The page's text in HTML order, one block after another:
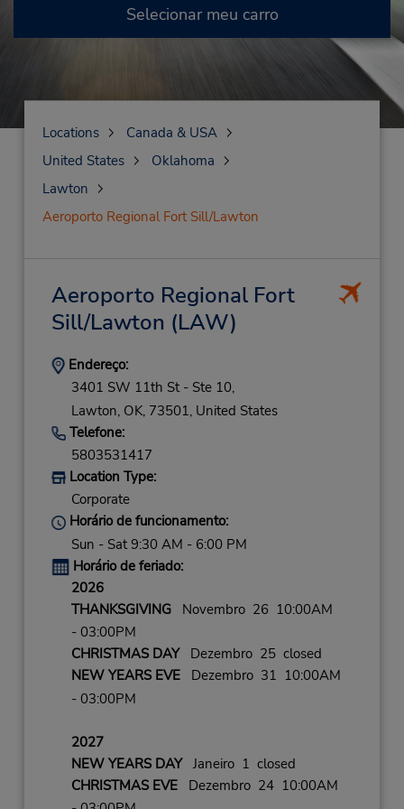
Selecionar meu carro
Locations
Canada & USA
United States
Oklahoma
Lawton
Aeroporto Regional Fort Sill/Lawton
Aeroporto Regional Fort
Sill/Lawton (LAW)
Endereço:
3401 SW 11th St - Ste 10,
Lawton, OK, 73501, United States
Telefone:
5803531417
Location Type:
Corporate
Horário de funcionamento:
Sun - Sat 9:30 AM - 6:00 PM
Horário de feriado:
2026
THANKSGIVINGNovembro 26 10:00AM
- 03:00PM
CHRISTMAS DAYDezembro 25 closed
NEW YEARS EVEDezembro 31 10:00AM
- 03:00PM
2027
NEW YEARS DAYJaneiro 1 closed
CHRISTMAS EVEDezembro 24 10:00AM